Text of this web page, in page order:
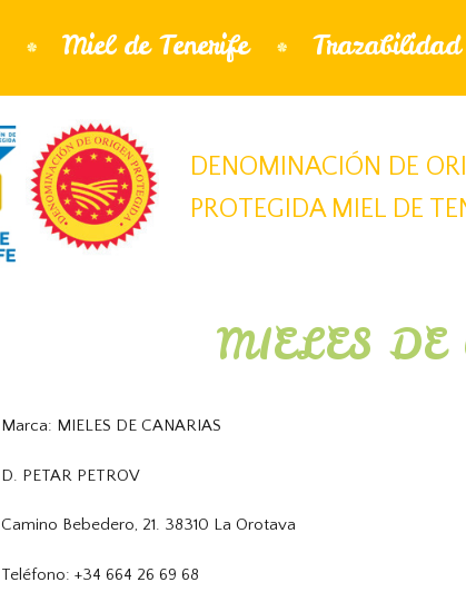
Miel de Tenerife Trazabilidad
DENOMINACIÓN DE
PROTEGIDA MIEL DE
MIELES DE
Marca: MIELES DE CANARIAS
D. PETAR PETROV
Camino Bebedero, 21. 38310 La Orotava
Teléfono: +34 664 26 69 68